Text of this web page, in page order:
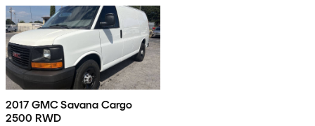
2017 GMC Savana Cargo
2500 RWD